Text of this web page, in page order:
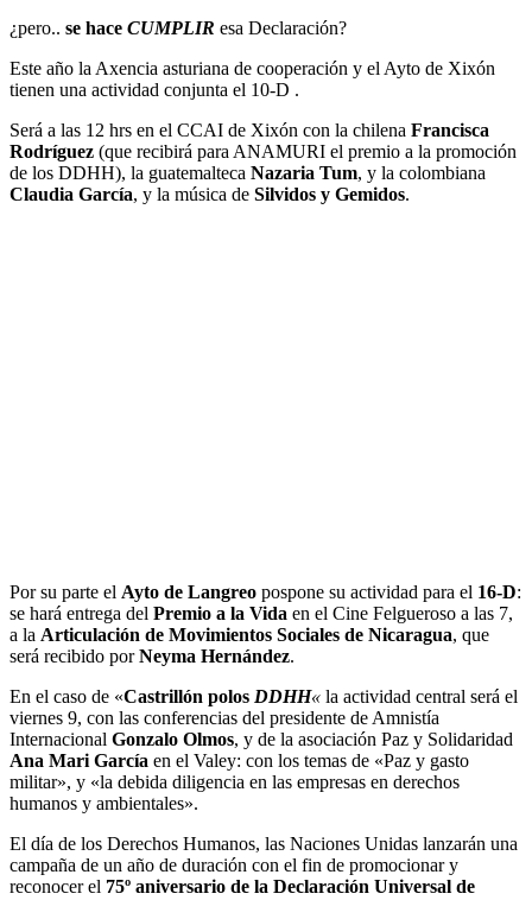
¿pero.. se hace CUMPLIR esa Declaración?
Este año la Axencia asturiana de cooperación y el Ayto de Xixón
tienen una actividad conjunta el 10-D .
Será a las 12 hrs en el CCAI de Xixón con la chilena Francisca
Rodríguez (que recibirá para ANAMURI el premio a la promoción
de los DDHH), la guatemalteca Nazaria Tum, y la colombiana
Claudia García, y la música de Silvidos y Gemidos.
Por su parte el Ayto de Langreo pospone su actividad para el 16-D:
se hará entrega del Premio a la Vida en el Cine Felgueroso a las 7,
a la Articulación de Movimientos Sociales de Nicaragua, que
será recibido porNeyma Hernández.
En el caso de «Castrillón polos DDHH« la actividad central será el
viernes 9, con las conferencias del presidente de Amnistía
Internacional Gonzalo Olmos, y de la asociación Paz y Solidaridad
Ana Mari García en el Valey: con los temas de «Paz y gasto
militar», y «la debida diligencia en las empresas en derechos
humanos y ambientales».
El día de los Derechos Humanos, las Naciones Unidas lanzarán una
campaña de un año de duración con el fin de promocionar y
reconocer el 75º aniversario de la Declaración Universal de